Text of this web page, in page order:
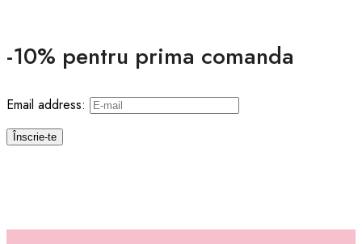
-10% pentru prima comanda
Email address: